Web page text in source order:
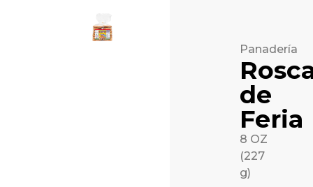
Panadería
de
Feria
8 OZ
(227
g)